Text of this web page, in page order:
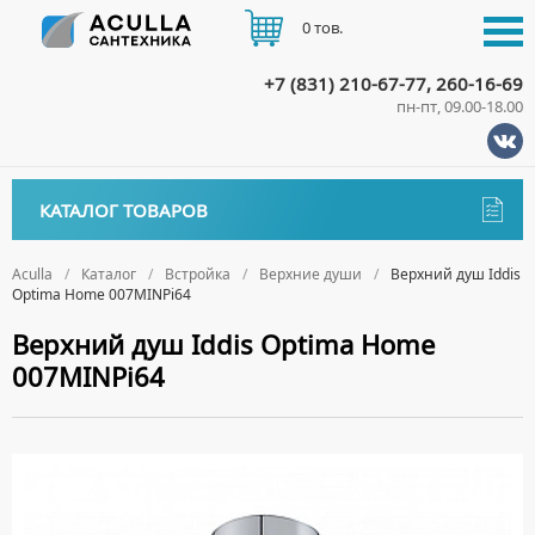
Aculla Каталог Встройка Верхние души
Верхний душ Iddis
Optima Home 007MINPi64
Верхний душ Iddis Optima Home
007MINPi64
КАТАЛОГ ТОВАРОВ
ДЕРЖАТЕЛИ
ДИСПЕНСЕРЫ
ДОЗАТОРЫ ДЛЯ МЫЛА
Биде
НАПОЛЬНЫЕ БИДЕ
ПОДВЕСНЫЕ БИДЕ
КРЫШКИ ДЛЯ БИДЕ
Ванны
АКРИЛОВЫЕ ВАННЫ
Ванны комплектующие
ВОДОНАГРЕВАТЕЛИ КОСВЕННОГО НАГРЕВА
+7 (831) 210-67-77, 260-16-69
пн-пт, 09.00-18.00
0 тов.
ДОСТАВКА
ОПЛАТА